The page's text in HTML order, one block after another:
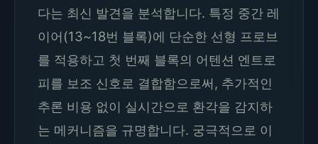
다는 최신 발견을 분석합니다. 특정 중간 레
이어(13~18번 블록)에 단순한 선형 프로브
를 적용하고 첫 번째 블록의 어텐션 엔트로
피를 보조 신호로 결합함으로써, 추가적인
추론 비용 없이 실시간으로 환각을 감지하
는 메커니즘을 규명합니다. 궁극적으로 이